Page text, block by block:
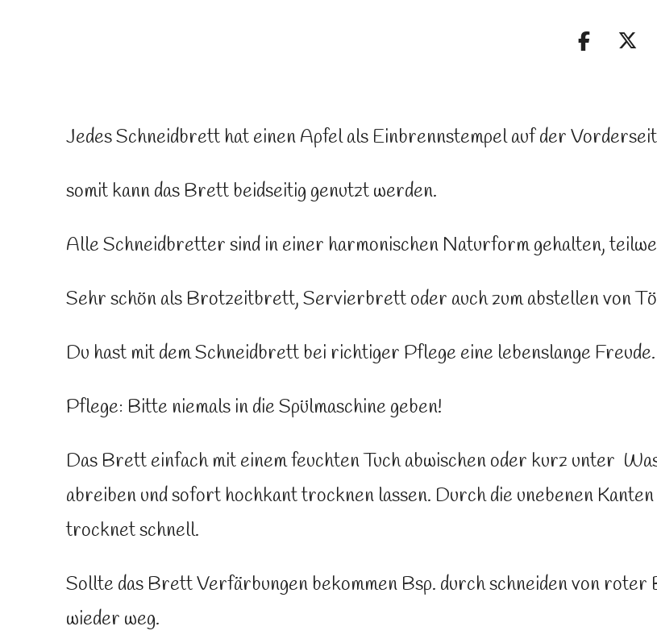
T
e
T
e
Jedes Schneidbrett hat einen Apfel als Einbrennstempel auf der
somit kann das Brett beidseitig genutzt werden.
Alle Schneidbretter sind in einer harmonischen Naturform gehalten,
Sehr schön als Brotzeitbrett, Servierbrett oder auch zum abstellen von
Du hast mit dem Schneidbrett bei richtiger Pflege eine lebenslange Freude.
Pflege: Bitte niemals in die Spülmaschine geben!
Das Brett einfach mit einem feuchten Tuch abwischen oder kurz unter
abreiben und sofort hochkant trocknen lassen. Durch die unebenen
trocknet schnell.
Sollte das Brett Verfärbungen bekommen Bsp. durch schneiden von
wieder weg.